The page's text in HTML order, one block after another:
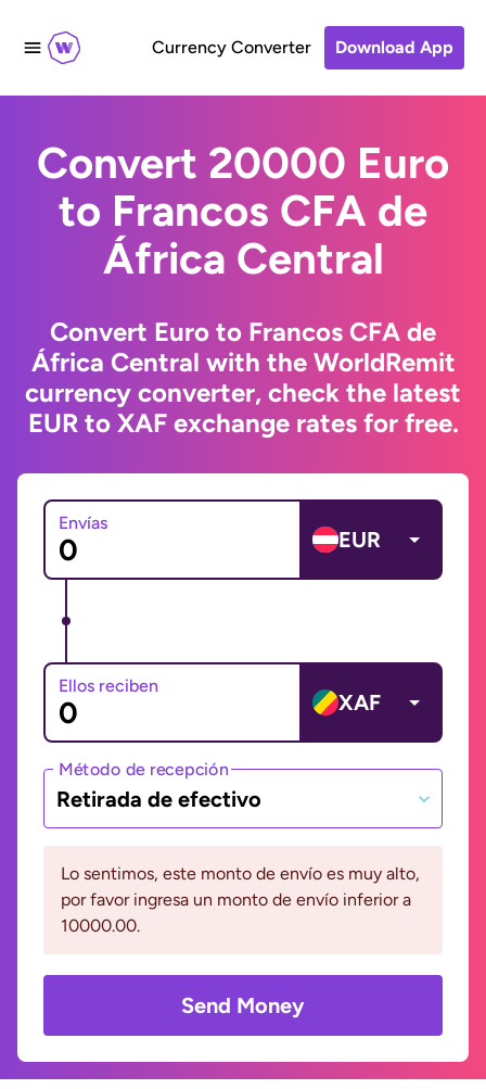
Currency Converter Download App
Convert 20000 Euro
to Francos CFA de
África Central
Convert Euro to Francos CFA de
África Central with the WorldRemit
currency converter, check the latest
EUR to XAF exchange rates for free.
Envías
EUR
Ellos reciben
XAF
Método de recepción
Retirada de efectivo
Lo sentimos, este monto de envío es muy alto,
por favor ingresa un monto de envío inferior a
10000.00.
Send Money